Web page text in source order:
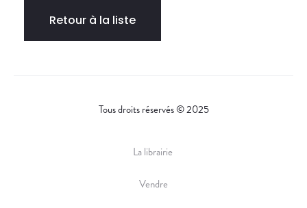
Retour à la liste
Tous droits réservés © 2025
La librairie
Vendre